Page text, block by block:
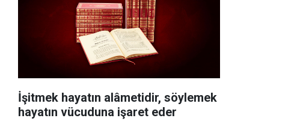
İşitmek hayatın alâmetidir, söylemek
hayatın vücuduna işaret eder